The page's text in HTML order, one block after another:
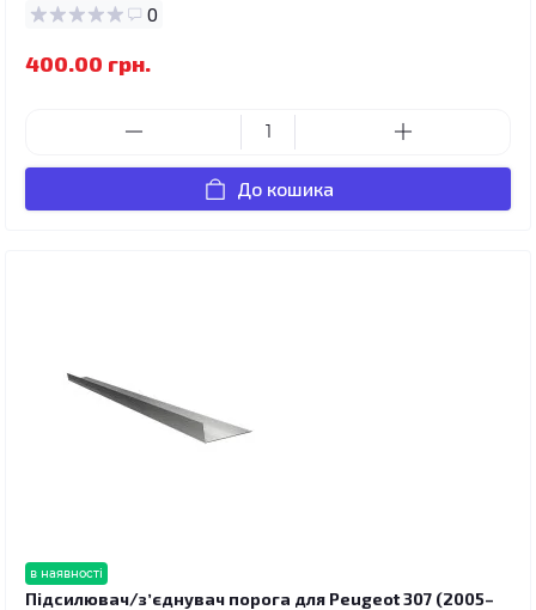
0
400.00 грн.
До кошика
в наявності
Підсилювач/зʼєднувач порога для Peugeot 307 (2005–